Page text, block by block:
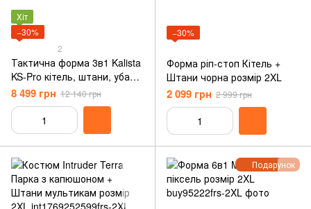
Хіт
−30%
2
Тактична форма 3в1 Kalista
KS-Pro кітель, штани, убакс
мультикам розмір 2XL
8 499 грн 12 140 грн
−30%
Форма ріп-стоп Кітель +
Штани чорна розмір 2XL
2 099 грн 2 999 грн
Подарунок